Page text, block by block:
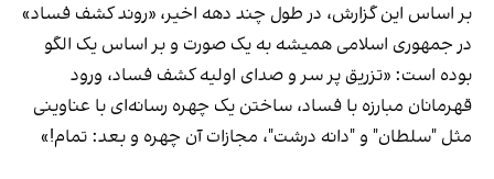
بر اساس این گزارش، در طول چند دهه اخیر، «روند کشف فساد»
در جمهوری اسلامی همیشه به یک صورت و بر اساس یک الگو
بوده است: «تزریق پر سر و صدای اولیه کشف فساد، ورود
قهرمانان مبارزه با فساد، ساختن یک چهره رسانه‌ای با عناوینی
مثل "سلطان" و "دانه درشت"، مجازات آن چهره و بعد: تمام!»